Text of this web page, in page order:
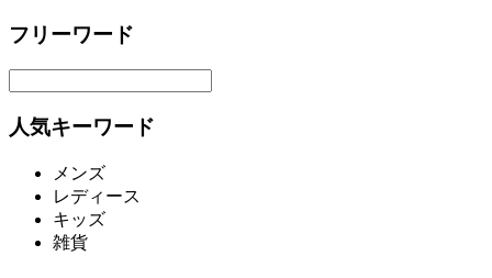
フリーワード
人気キーワード
メンズ
レディース
キッズ
雑貨